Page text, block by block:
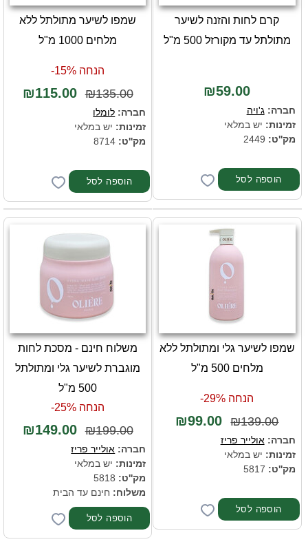
קרם לחות והזנה לשיער
מתולתל עד מקורזל 500 מ"ל
₪59.00
חברה:ג'ויה
זמינות: יש במלאי
מק''ט:
שמפו לשיער מתולתל ללא
מלחים 1000 מ"ל
הנחה 15%-
₪135.00
₪115.00
חברה: לומלו
זמינות: יש במלאי
מק''ט:
שמפו לשיער גלי ומתולתל ללא
מלחים 500 מ"ל
הנחה 29%-
₪139.00
₪99.00
חברה:אולייר פריז
זמינות: יש במלאי
מק''ט:
משלוח חינם - מסכת לחות
מוגברת לשיער גלי ומתולתל
500 מ"ל
הנחה 25%-
₪199.00
₪149.00
חברה: אולייר פריז
זמינות: יש במלאי
מק''ט:
משלוח: חינם עד הבית